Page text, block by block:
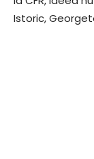
Istoric,